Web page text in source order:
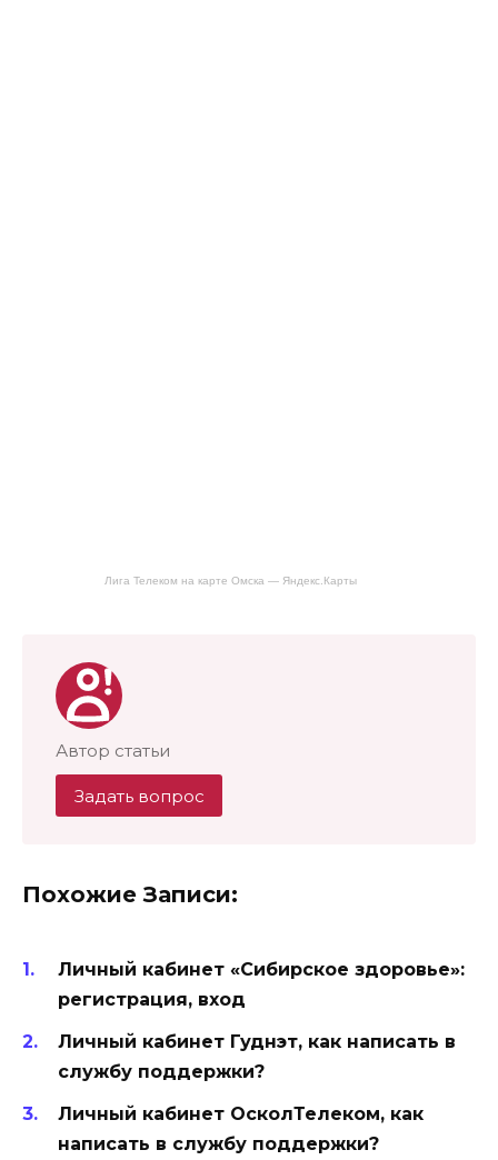
Лига Телеком на карте Омска — Яндекс.Карты
Автор статьи
Задать вопрос
Похожие Записи:
Личный кабинет «Сибирское здоровье»:
регистрация, вход
Личный кабинет Гуднэт, как написать в
службу поддержки?
Личный кабинет ОсколТелеком, как
написать в службу поддержки?